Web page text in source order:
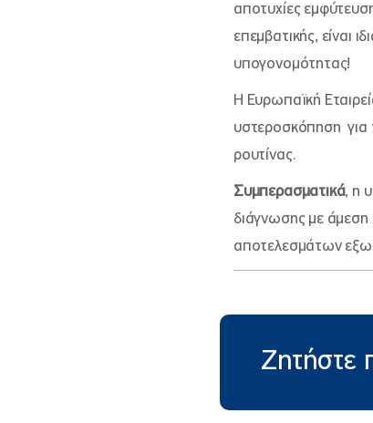
αποτυχίες
επεμβατικής, είναι
υπογονομότητας!
Η Ευρωπαϊκή
υστεροσκόπηση για
ρουτίνας.
Συμπερασματικά, η
διάγνωσης με άμεση
αποτελεσμάτων
Ζητήστε